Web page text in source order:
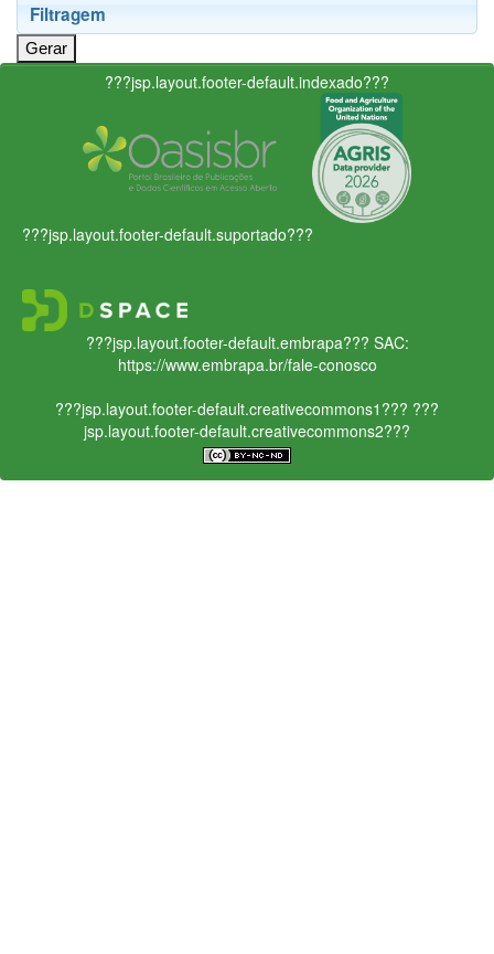
Filtragem
???jsp.layout.footer-default.indexado???
???jsp.layout.footer-default.suportado???
???jsp.layout.footer-default.embrapa??? SAC:
https://www.embrapa.br/fale-conosco
???jsp.layout.footer-default.creativecommons1??? ???
jsp.layout.footer-default.creativecommons2???